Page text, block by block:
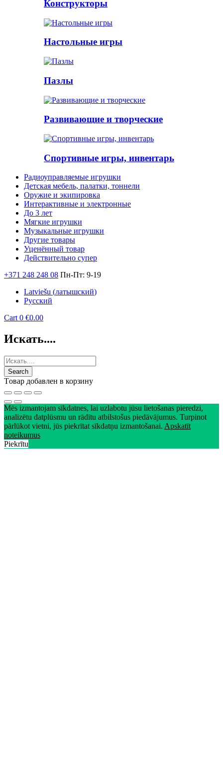
Конструкторы
Настольные игры
Пазлы
Развивающие и творческие
Спортивные игры, инвентарь
Радиоуправляемые игрушки
Детская мебель, палатки, тоннели
Оружие и экипировка
Интерактивные и электронные
До 3 лет
Мягкие игрушки
Музыкальные игрушки
Другие товары
Уценённый товар
Действительно супер
+371 248 248 08 Пн-Пт: 9-19
Latviešu (латышский)
Русский
Cart 0 €0.00
Искать....
Tовар добавлен в корзину
Mēs izmantojam sīkdatnes, lai uzlabotu jūsu lietošanas pieredzi,
analizētu datplūsmu un rādītu atbilstošus piedāvājumus. Turpinot
pārlūkot vietni, jūs piekrītat sīkdatņu izmantošanai. Apskatīt
noteikumus
Piekrītu